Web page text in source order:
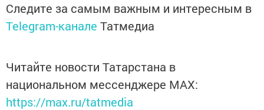
Следите за самым важным и интересным в
Telegram-канале Татмедиа
Читайте новости Татарстана в
национальном мессенджере MАХ:
https://max.ru/tatmedia